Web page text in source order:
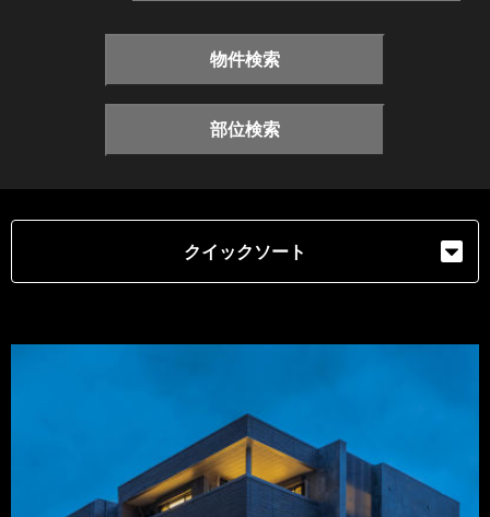
物件検索
部位検索
クイックソート